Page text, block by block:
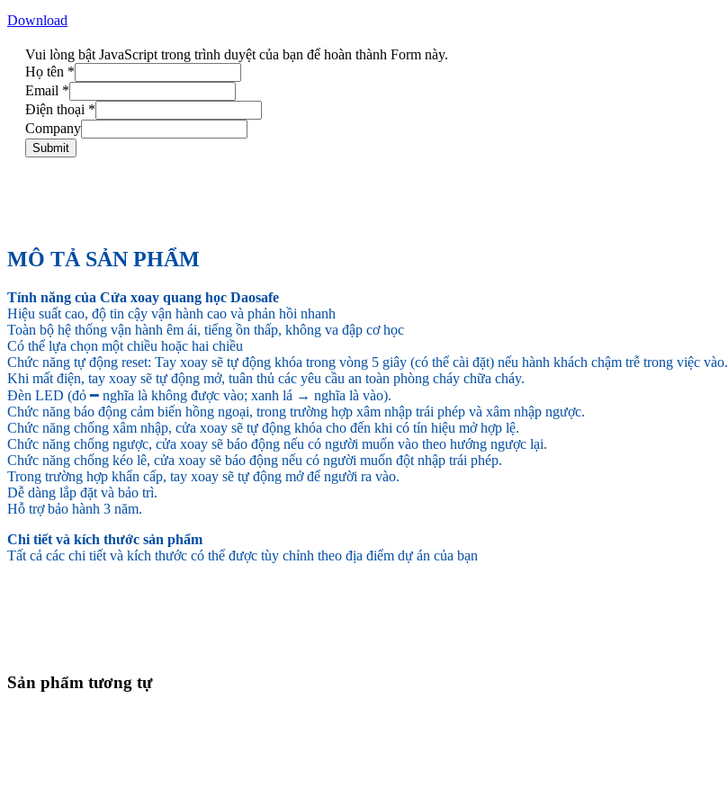
Download
Vui lòng bật JavaScript trong trình duyệt của bạn để hoàn thành Form này.
Họ tên *
Email *
Điện thoại *
Company
Submit
MÔ TẢ SẢN PHẨM
Tính năng của Cửa xoay quang học Daosafe
Hiệu suất cao, độ tin cậy vận hành cao và phản hồi nhanh
Toàn bộ hệ thống vận hành êm ái, tiếng ồn thấp, không va đập cơ học
Có thể lựa chọn một chiều hoặc hai chiều
Chức năng tự động reset: Tay xoay sẽ tự động khóa trong vòng 5 giây (có thể cài đặt) nếu hành khách chậm trễ trong việc vào.
Khi mất điện, tay xoay sẽ tự động mở, tuân thủ các yêu cầu an toàn phòng cháy chữa cháy.
Đèn LED (đỏ ━ nghĩa là không được vào; xanh lá → nghĩa là vào).
Chức năng báo động cảm biến hồng ngoại, trong trường hợp xâm nhập trái phép và xâm nhập ngược.
Chức năng chống xâm nhập, cửa xoay sẽ tự động khóa cho đến khi có tín hiệu mở hợp lệ.
Chức năng chống ngược, cửa xoay sẽ báo động nếu có người muốn vào theo hướng ngược lại.
Chức năng chống kéo lê, cửa xoay sẽ báo động nếu có người muốn đột nhập trái phép.
Trong trường hợp khẩn cấp, tay xoay sẽ tự động mở để người ra vào.
Dễ dàng lắp đặt và bảo trì.
Hỗ trợ bảo hành 3 năm.
Chi tiết và kích thước sản phẩm
Tất cả các chi tiết và kích thước có thể được tùy chỉnh theo địa điểm dự án của bạn
Sản phẩm tương tự